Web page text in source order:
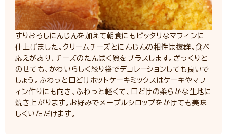
すりおろしにんじんを加えて朝食にもピッタリなマフィンに
仕上げました。クリームチーズとにんじんの相性は抜群。食べ
応えがあり、チーズのたんぱく質をプラスします。ざっくりと
のせても、かわいらしく絞り袋でデコレーションしても良いで
しょう。ふわっと口どけホットケーキミックスはケーキやマフ
ィン作りにも向き、ふわっと軽くて、口どけの柔らかな生地に
焼き上がります。お好みでメープルシロップをかけても美味
しくいただけます。